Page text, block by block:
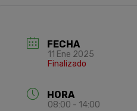
FECHA
11 Ene 2025
Finalizado
HORA
08:00 - 14:00